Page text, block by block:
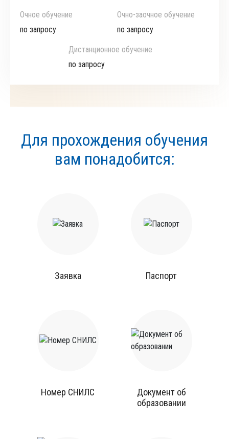
Очное обучение
по запросу
Очно-заочное обучение
по запросу
Дистанционное обучение
по запросу
Для прохождения обучения
вам понадобится:
Заявка Паспорт
Номер СНИЛС
Документ об
образовании